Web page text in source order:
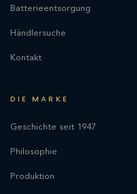
Batterieentsorgung
Händlersuche
Kontakt
DIE MARKE
Geschichte seit 1947
Philosophie
Produktion